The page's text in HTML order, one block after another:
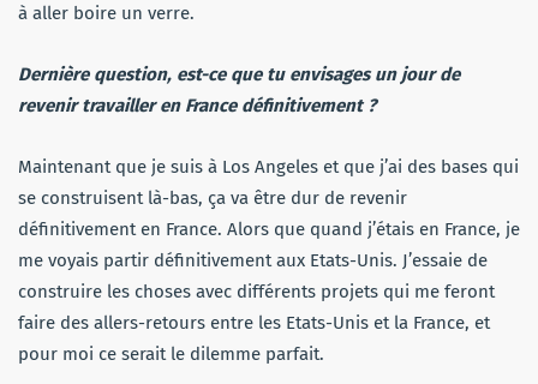
à aller boire un verre.
Dernière question, est-ce que tu envisages un jour de
revenir travailler en France définitivement ?
Maintenant que je suis à Los Angeles et que j’ai des bases qui
se construisent là-bas, ça va être dur de revenir
définitivement en France. Alors que quand j’étais en France, je
me voyais partir définitivement aux Etats-Unis. J’essaie de
construire les choses avec différents projets qui me feront
faire des allers-retours entre les Etats-Unis et la France, et
pour moi ce serait le dilemme parfait.